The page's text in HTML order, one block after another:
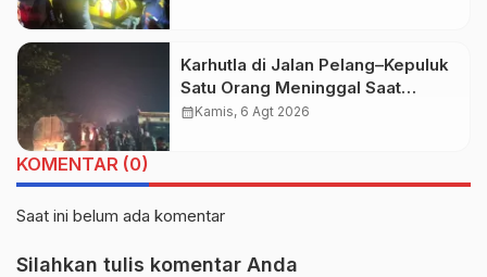
Karhutla di Jalan Pelang–Kepuluk
Satu Orang Meninggal Saat
Terjebak Kobaran Api
calendar_monthKamis, 6 Agt 2026
KOMENTAR (0)
Saat ini belum ada komentar
Silahkan tulis komentar Anda